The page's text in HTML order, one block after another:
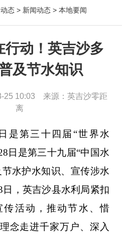
态 > 新闻动态 > 本地要闻
行动！英吉沙多
及节水知识
25 10:03 来源：英吉沙零距
离
是第三十四届“世界水
日是第三十九届“中国水
水护水知识、宣传涉水
，英吉沙县水利局紧扣
传活动，推动节水、惜
念走进千家万户、深入